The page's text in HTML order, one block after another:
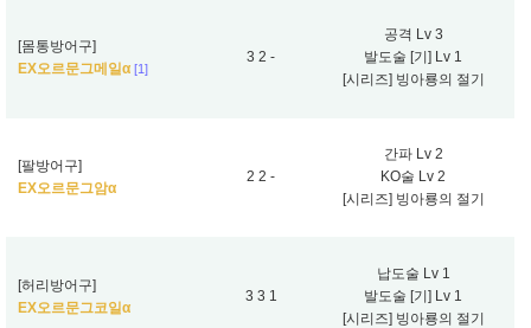
[몸통방어구]
EX오르문그메일α [1]
3 2 -
공격 Lv 3
발도술 [기] Lv 1
[시리즈] 빙아룡의 절기
[팔방어구]
EX오르문그암α
2 2 -
간파 Lv 2
KO술 Lv 2
[시리즈] 빙아룡의 절기
[허리방어구]
EX오르문그코일α
3 3 1
납도술 Lv 1
발도술 [기] Lv 1
[시리즈] 빙아룡의 절기